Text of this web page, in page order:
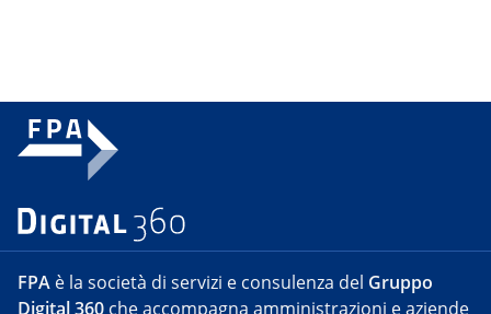
FPA è la società di servizi e consulenza del Gruppo
Digital 360 che accompagna amministrazioni e aziende